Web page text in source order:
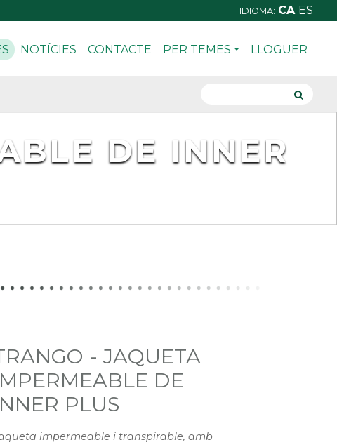
IDIOMA: CA ES
NOTÍCIES CONTACTE PER TEMES LLOGUER
DE INNER
- JAQUETA
DE
PLUS
impermeable i transpirable, amb